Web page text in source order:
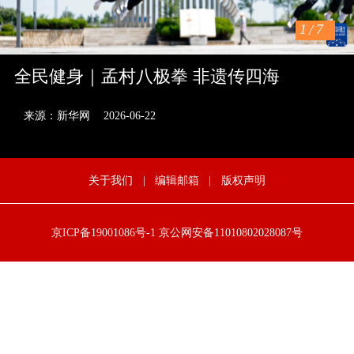
1 / 7
全民健身｜孟村八极拳 非遗传四海
来源：新华网 2026-06-22
关于我们 | 编辑邮箱 | 版权声明
京ICP备19001086号-1 京公网安备11010802028087号